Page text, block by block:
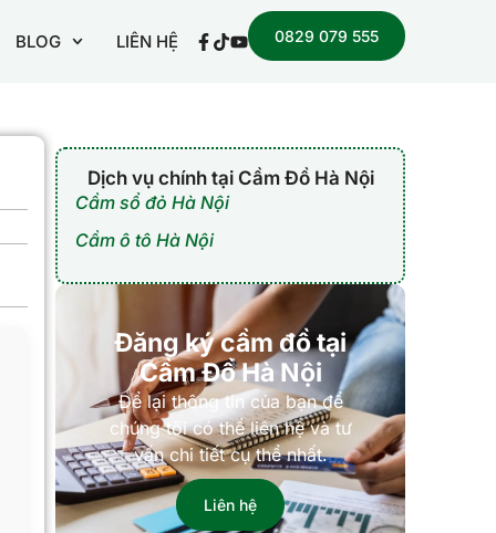
BLOG LIÊN HỆ 0829 079 555
Dịch vụ chính tại Cầm Đồ Hà Nội
Cầm sổ đỏ Hà Nội
Cầm ô tô Hà Nội
Đăng ký cầm đồ tại
Cầm Đồ Hà Nội
Để lại thông tin của bạn để
chúng tôi có thể liên hệ và tư
vấn chi tiết cụ thể nhất.
Liên hệ